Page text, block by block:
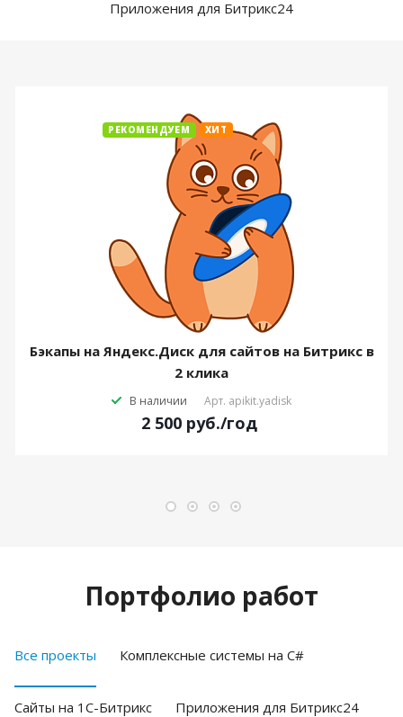
Приложения для Битрикс24
РЕКОМЕНДУЕМ ХИТ
Бэкапы на Яндекс.Диск для сайтов на Битрикс в
2 клика
В наличии Арт. apikit.yadisk
2 500 руб./год
Портфолио работ
Все проекты Комплексные системы на C#
Cайты на 1С-Битрикс Приложения для Битрикс24